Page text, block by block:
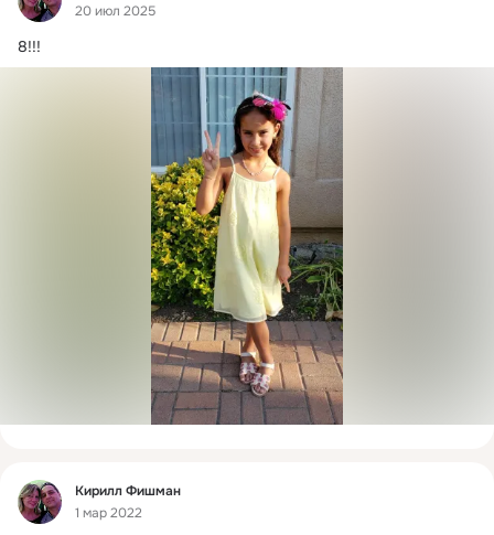
20 июл 2025
8!!!
Фид
Кирилл Фишман
1 мар 2022